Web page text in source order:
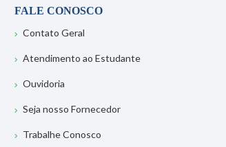
FALE CONOSCO
Contato Geral
Atendimento ao Estudante
Ouvidoria
Seja nosso Fornecedor
Trabalhe Conosco